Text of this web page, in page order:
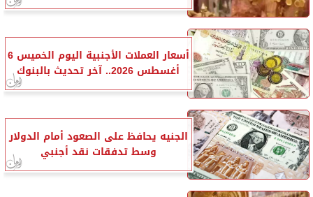
أسعار العملات الأجنبية اليوم الخميس 6
أغسطس 2026.. آخر تحديث بالبنوك
الجنيه يحافظ على الصعود أمام الدولار
وسط تدفقات نقد أجنبي